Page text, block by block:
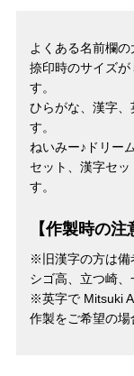
よくある名前欄の
捺印時のサイズ
す。
ひらがな、漢字
す。
ねいみー♪ドリー
セット、漢字セ
す。
【作製時の注
※旧漢字の方は備
シゴ高、立つ崎、
※英字で Mitsuki
作製をご希望の場